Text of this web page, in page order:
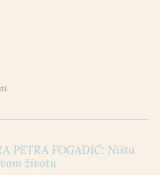
PETRA FOGADIĆ: Ništa
životu